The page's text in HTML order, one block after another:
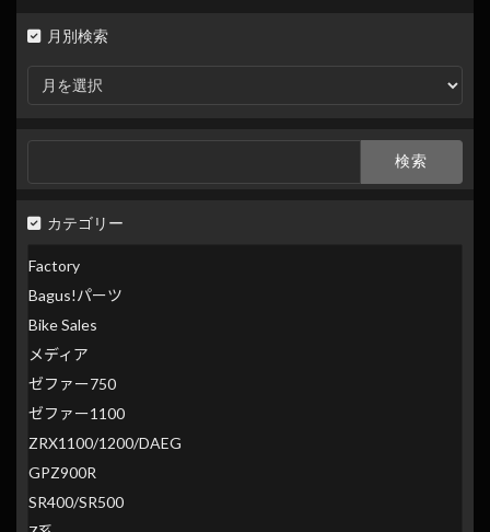
月別検索
月
検
カテゴリー
Factory
Bagus!パーツ
Bike Sales
メディア
ゼファー750
ゼファー1100
ZRX1100/1200/DAEG
GPZ900R
SR400/SR500